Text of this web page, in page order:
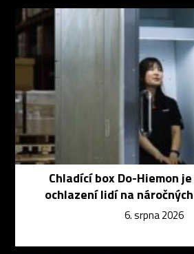
Chladící box Do-Hiemon
ochlazení lidí na
6. srpna 2026